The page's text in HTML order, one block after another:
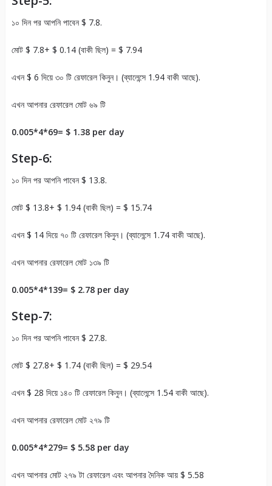
১০ দিন পর আপনি পাবেন $ 7.8.
মোট $ 7.8+ $ 0.14 (বাকী ছিল) = $ 7.94
এখন $ 6 দিয়ে ৩০ টি রেফারেল কিনুন। (ব্যালেন্সে 1.94 বাকী আছে).
এখন আপনার রেফারেল মোট ৬৯ টি
0.005*4*69= $ 1.38 per day
Step-6:
১০ দিন পর আপনি পাবেন $ 13.8.
মোট $ 13.8+ $ 1.94 (বাকী ছিল) = $ 15.74
এখন $ 14 দিয়ে ৭০ টি রেফারেল কিনুন। (ব্যালেন্সে 1.74 বাকী আছে).
এখন আপনার রেফারেল মোট ১৩৯ টি
0.005*4*139= $ 2.78 per day
Step-7:
১০ দিন পর আপনি পাবেন $ 27.8.
মোট $ 27.8+ $ 1.74 (বাকী ছিল) = $ 29.54
এখন $ 28 দিয়ে ১৪০ টি রেফারেল কিনুন। (ব্যালেন্সে 1.54 বাকী আছে).
এখন আপনার রেফারেল মোট ২৭৯ টি
0.005*4*279= $ 5.58 per day
এখন আপনার মোট ২৭৯ টা রেফারেল এবং আপনার দৈনিক আয় $ 5.58